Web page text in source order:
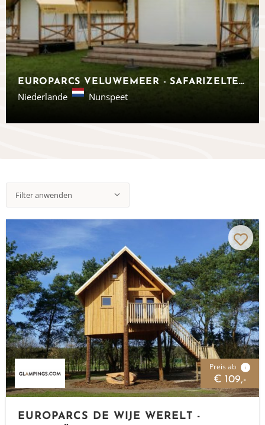
EUROPARCS VELUWEMEER - SAFARIZELTE IN DER VELUWE
Niederlande Nunspeet
Filter anwenden
Preis ab i
€ 109,-
EUROPARCS DE WIJE WERELT -